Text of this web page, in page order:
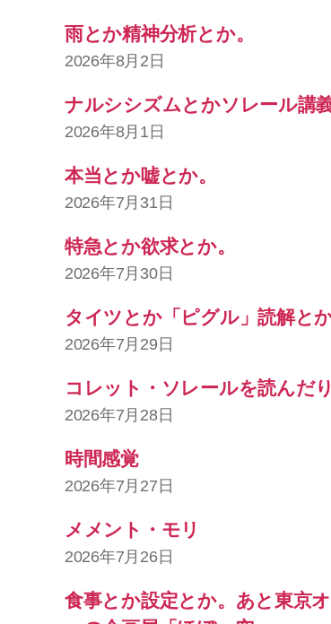
雨とか精神分析とか。
2026年8月2日
ナルシシズムとかソレール講義
2026年8月1日
本当とか嘘とか。
2026年7月31日
特急とか欲求とか。
2026年7月30日
タイツとか「ピグル」読解とか
2026年7月29日
コレット・ソレールを読んだり
2026年7月28日
時間感覚
2026年7月27日
メメント・モリ
2026年7月26日
食事とか設定とか。あと東京